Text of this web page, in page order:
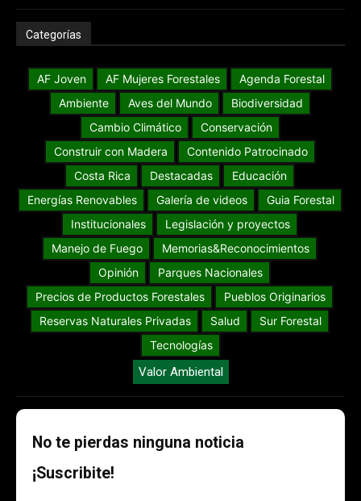
Categorías
AF Joven AF Mujeres Forestales
Agenda Forestal
Ambiente
Aves del Mundo
Biodiversidad
Cambio Climático
Conservación
Construir con Madera
Contenido Patrocinado
Costa Rica
Destacadas
Educación
Energías Renovables
Galería de videos
Guia Forestal
Institucionales
Legislación y proyectos
Manejo de Fuego
Memorias&Reconocimientos
Opinión
Parques Nacionales
Precios de Productos Forestales
Pueblos Originarios
Reservas Naturales Privadas
Salud
Sur Forestal
Tecnologías
Valor Ambiental
No te pierdas ninguna noticia
¡Suscribite!